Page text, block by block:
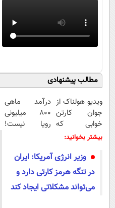
مطالب پیشنهادی
ویدیو هولناک از
جوان کارتن
خوابی که
میلیاردر شد.
درآمد ماهی
800 میلیونی
رویا نیست!
بیشتر بخوانید:
وزیر انرژی آمریکا: ایران
در تنگه هرمز کارتی دارد و
می‌تواند مشکلاتی ایجاد کند